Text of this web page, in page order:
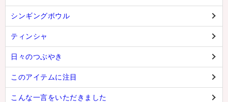
シンギングボウル
ティンシャ
日々のつぶやき
このアイテムに注目
こんな一言をいただきました